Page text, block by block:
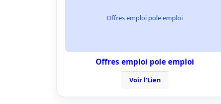
Offres emploi pole emploi
Offres emploi pole emploi
Voir l'Lien